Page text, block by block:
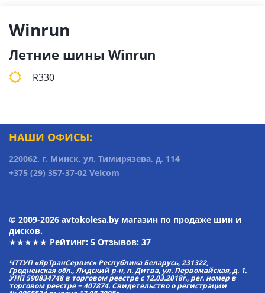
Winrun
Летние шины Winrun
R330
НАШИ ОФИСЫ:
220062, г. Минск, ул. Тимирязева, д. 114
+375 (29) 357-37-02 Velcom
© 2009-2026 avtokolesa.by магазин по продаже шин и
дисков.
★★★★★ Рейтинг: 5 Отзывов: 37
ЧТТУП «ЯрТранСервис» Республика Беларусь, 231322,
Гродненская обл., Лидский р-н, п. Дитва, ул. Первомайская, д. 1.
УНП 590834748 в торговом реестре с 12.03.2018г., рег. номер в
торговом реестре − 407874. Свидетельство о регистрации